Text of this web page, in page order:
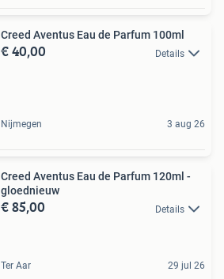
Creed Aventus Eau de Parfum 100ml
€ 40,00 Details
Nijmegen 3 aug 26
Creed Aventus Eau de Parfum 120ml -
gloednieuw
€ 85,00 Details
Ter Aar 29 jul 26